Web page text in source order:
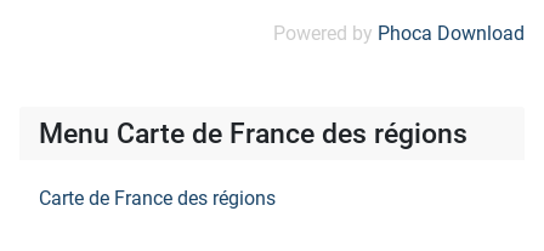
Powered by Phoca Download
Menu Carte de France des régions
Carte de France des régions